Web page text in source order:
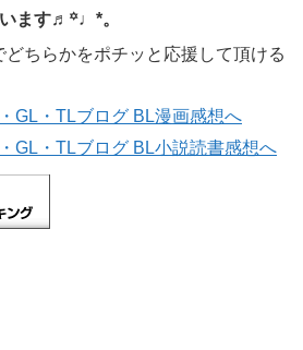
ます♬꙳♩*。
どちらかをポチッと応援して頂ける